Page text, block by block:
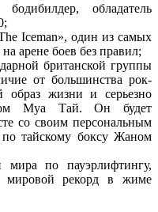
обладатель
Iceman», один из самых
арене боев без правил;
британской группы
от большинства рок-
образ жизни и серьезно
Муа Тай. Он будет
со своим персональным
тайскому боксу Жаном
по пауэрлифтингу,
мировой рекорд в жиме